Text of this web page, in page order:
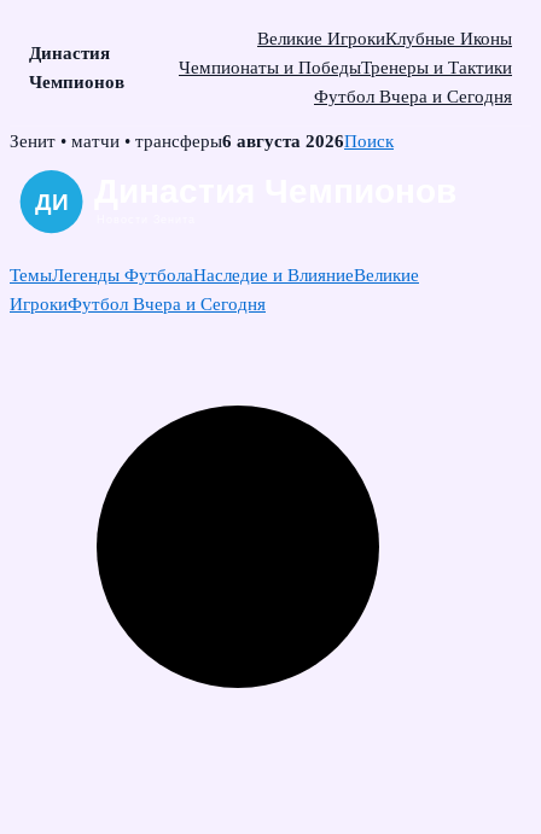
Династия
Чемпионов
Великие ИгрокиКлубные Иконы
Чемпионаты и ПобедыТренеры и Тактики
Футбол Вчера и Сегодня
Skip
content
Зенит • матчи • трансферы6 августа 2026Поиск
ТемыЛегенды ФутболаНаследие и ВлияниеВеликие
ИгрокиФутбол Вчера и Сегодня